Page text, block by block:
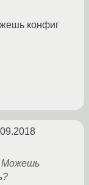
конфиг
Можешь